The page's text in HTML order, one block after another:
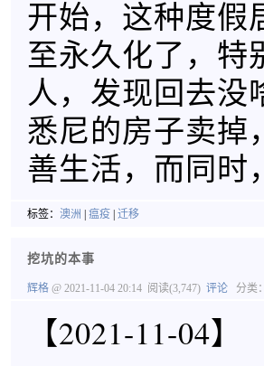
开始，这种度假
至永久化了，特
人，发现回去没
悉尼的房子卖掉
善生活，而同时
标签： 澳洲 瘟疫 迁移
挖坑的本事
辉格 @ 2021-11-04 20:14 阅读(3,747) 评论 分类：
【2021-11-04】